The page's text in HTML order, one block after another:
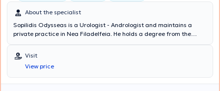
About the specialist
Sopilidis Odysseas is a Urologist - Andrologist and maintains a
private practice in Nea Filadelfeia. He holds a degree from the
at the 2nd University Clinic of the General Hospital of Attica
"Sismanoglio," and completed his postgraduate training in London.
His research interests focus on Laparoscopic Surgery, Endourology,
and Urological Oncology. Finally, the physician is a member of the
Visit
View price